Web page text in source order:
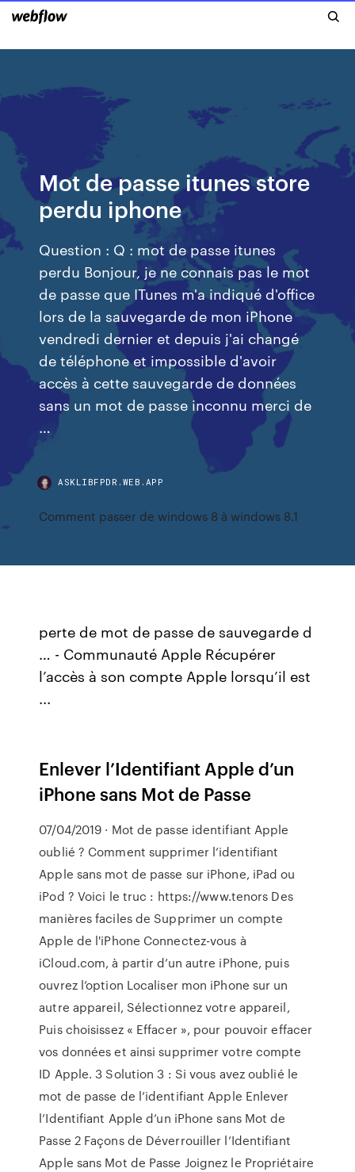
Mot de passe itunes store
perdu iphone
Question : Q : mot de passe itunes
perdu Bonjour, je ne connais pas le mot
de passe que ITunes m'a indiqué d'office
lors de la sauvegarde de mon iPhone
vendredi dernier et depuis j'ai changé
de téléphone et impossible d'avoir
accès à cette sauvegarde de données
sans un mot de passe inconnu merci de
…
ASKLIBFPDR.WEB.APP
Comment passer de windows 8 à windows 8.1
perte de mot de passe de sauvegarde d
… - Communauté Apple Récupérer
l’accès à son compte Apple lorsqu’il est
...
Enlever l’Identifiant Apple d’un
iPhone sans Mot de Passe
07/04/2019 · Mot de passe identifiant Apple
oublié ? Comment supprimer l’identifiant
Apple sans mot de passe sur iPhone, iPad ou
iPod ? Voici le truc : https://www.tenors Des
manières faciles de Supprimer un compte
Apple de l'iPhone Connectez-vous à
iCloud.com, à partir d’un autre iPhone, puis
ouvrez l’option Localiser mon iPhone sur un
autre appareil, Sélectionnez votre appareil,
Puis choisissez « Effacer », pour pouvoir effacer
vos données et ainsi supprimer votre compte
ID Apple. 3 Solution 3 : Si vous avez oublié le
mot de passe de l’identifiant Apple Enlever
l’Identifiant Apple d’un iPhone sans Mot de
Passe 2 Façons de Déverrouiller l’Identifiant
Apple sans Mot de Passe Joignez le Propriétaire